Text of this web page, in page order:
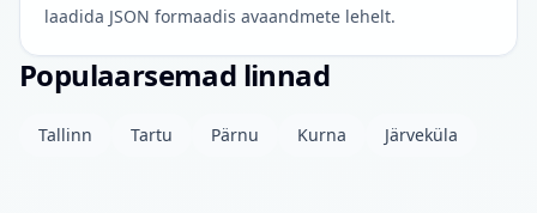
laadida JSON formaadis avaandmete lehelt.
Populaarsemad linnad
Tallinn Tartu Pärnu Kurna Järveküla